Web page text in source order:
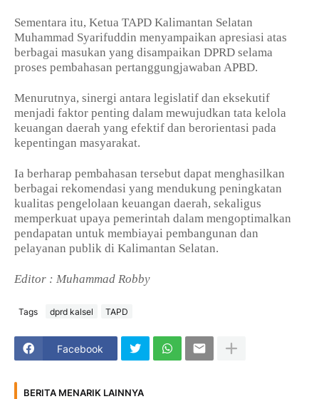
Sementara itu, Ketua TAPD Kalimantan Selatan
Muhammad Syarifuddin menyampaikan apresiasi atas
berbagai masukan yang disampaikan DPRD selama
proses pembahasan pertanggungjawaban APBD.
Menurutnya, sinergi antara legislatif dan eksekutif
menjadi faktor penting dalam mewujudkan tata kelola
keuangan daerah yang efektif dan berorientasi pada
kepentingan masyarakat.
Ia berharap pembahasan tersebut dapat menghasilkan
berbagai rekomendasi yang mendukung peningkatan
kualitas pengelolaan keuangan daerah, sekaligus
memperkuat upaya pemerintah dalam mengoptimalkan
pendapatan untuk membiayai pembangunan dan
pelayanan publik di Kalimantan Selatan.
Editor : Muhammad Robby
Tags dprd kalsel TAPD
Facebook
BERITA MENARIK LAINNYA